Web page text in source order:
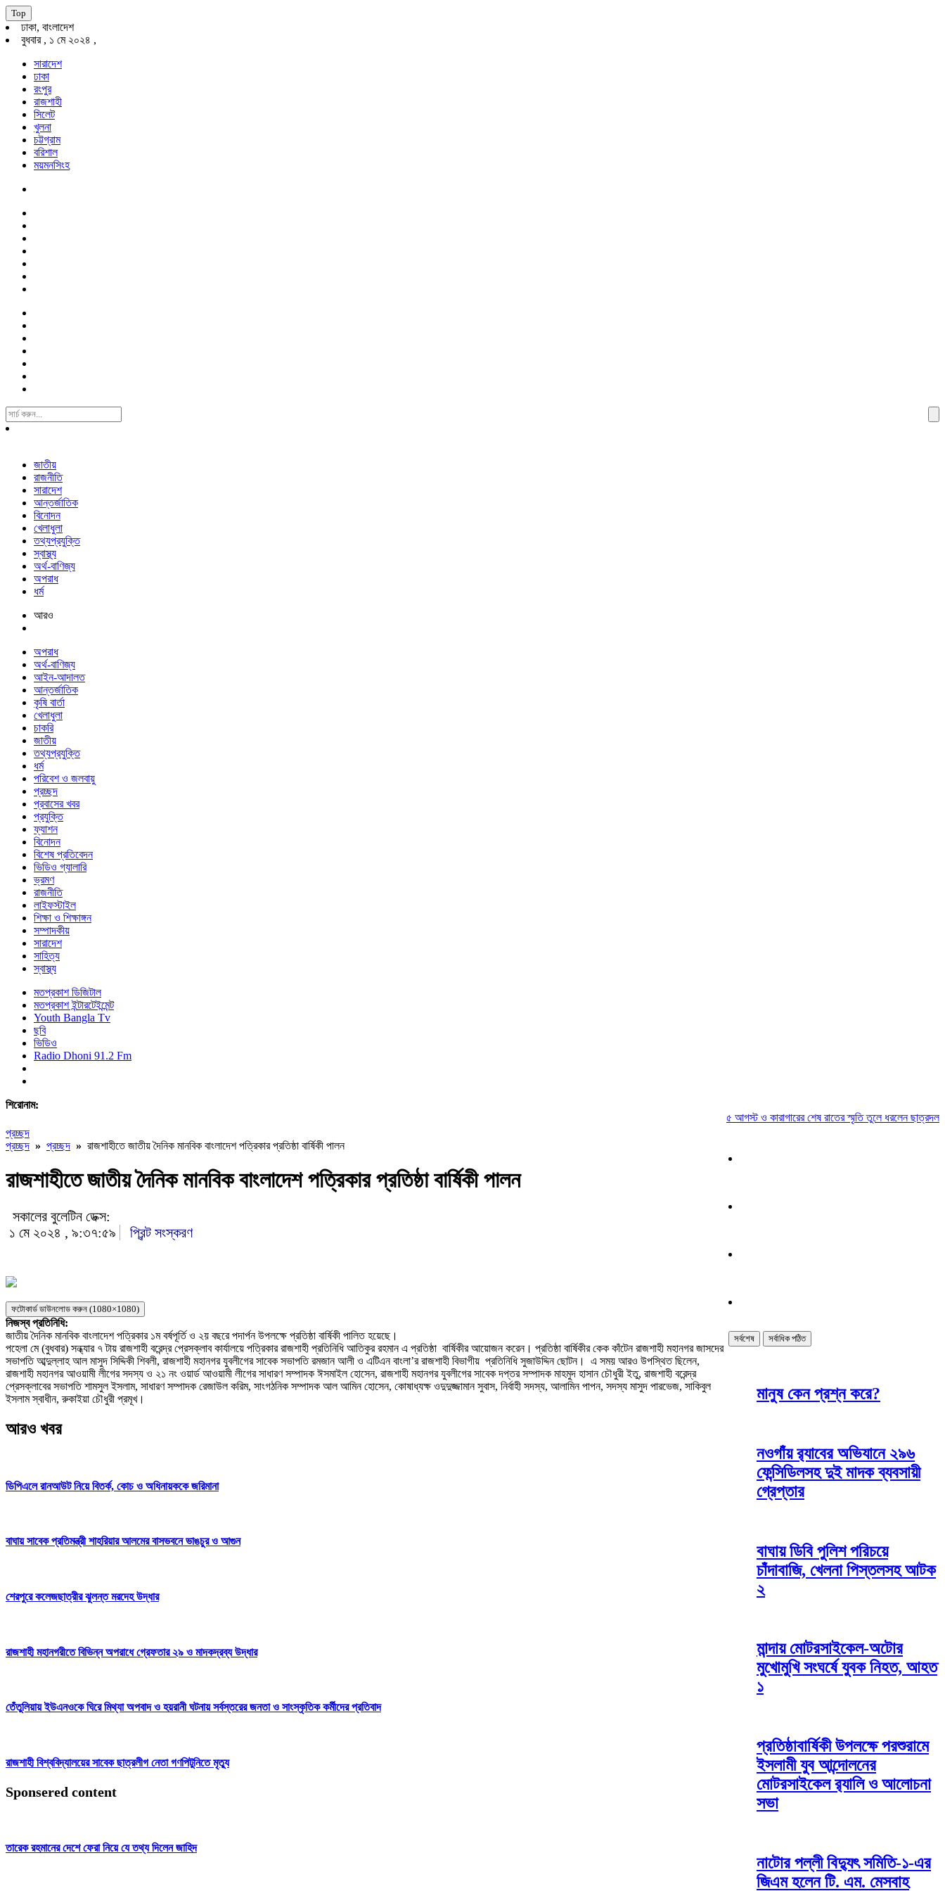
Top
ঢাকা, বাংলাদেশ
বুধবার , ১ মে ২০২৪ ,
সারাদেশ
ঢাকা
রংপুর
রাজশাহী
সিলেট
খুলনা
চট্টগ্রাম
বরিশাল
ময়মনসিংহ
Search
For:
জাতীয়
রাজনীতি
সারাদেশ
আন্তর্জাতিক
বিনোদন
খেলাধুলা
তথ্যপ্রযুক্তি
স্বাস্থ্য
অর্থ-বাণিজ্য
অপরাধ
ধর্ম
আরও
অপরাধ
অর্থ-বাণিজ্য
আইন-আদালত
আন্তর্জাতিক
কৃষি বার্তা
খেলাধুলা
চাকরি
জাতীয়
তথ্যপ্রযুক্তি
ধর্ম
পরিবেশ ও জলবায়ু
প্রচ্ছদ
প্রবাসের খবর
প্রযুক্তি
ফ্যাশন
বিনোদন
বিশেষ প্রতিবেদন
ভিডিও গ্যালারি
ভ্রমণ
রাজনীতি
লাইফস্টাইল
শিক্ষা ও শিক্ষাঙ্গন
সম্পাদকীয়
সারাদেশ
সাহিত্য
স্বাস্থ্য
মতপ্রকাশ ডিজিটাল
মতপ্রকাশ ইন্টারটেইন্মেন্ট
Youth Bangla Tv
ছবি
ভিডিও
Radio Dhoni 91.2 Fm
শিরোনাম:
৫ আগস্ট ও কারাগারের শেষ রাতের স্মৃতি তুলে ধরলেন ছাত্রদল নেতা
প্রচ্ছদ
প্রচ্ছদ » প্রচ্ছদ » রাজশাহীতে জাতীয় দৈনিক মানবিক বাংলাদেশ পত্রিকার প্রতিষ্ঠা বার্ষিকী পালন
রাজশাহীতে জাতীয় দৈনিক মানবিক বাংলাদেশ পত্রিকার প্রতিষ্ঠা বার্ষিকী পালন
সকালের বুলেটিন ডেক্স:
১ মে ২০২৪ , ৯:৩৭:৫৯
প্রিন্ট সংস্করণ
ফটোকার্ড ডাউনলোড করুন (1080×1080)
নিজস্ব প্রতিনিধি:
জাতীয় দৈনিক মানবিক বাংলাদেশ পত্রিকার ১ম বর্ষপূর্তি ও ২য় বছরে পদার্পন উপলক্ষে প্রতিষ্ঠা বার্ষিকী পালিত হয়েছে।
পহেলা মে (বুধবার) সন্ধ্যার ৭ টায় রাজশাহী বরেন্দ্র প্রেসক্লাব কার্যালয়ে পত্রিকার রাজশাহী প্রতিনিধি আতিকুর রহমান এ প্রতিষ্ঠা বার্ষিকীর আয়োজন করেন। প্রতিষ্ঠা বার্ষিকীর কেক কাঁটেন রাজশাহী মহানগর জাসদের
সভাপতি আব্দুল্লাহ আল মাসুদ সিদ্দিকী শিবলী, রাজশাহী মহানগর যুবলীগের সাবেক সভাপতি রমজান আলী ও এটিএন বাংলা’র রাজশাহী বিভাগীয় প্রতিনিধি সুজাউদ্দিন ছোটন। এ সময় আরও উপস্থিত ছিলেন,
রাজশাহী মহানগর আওয়ামী লীগের সদস্য ও ২১ নং ওয়ার্ড আওয়ামী লীগের সাধারণ সম্পাদক ঈসমাইল হোসেন, রাজশাহী মহানগর যুবলীগের সাবেক দপ্তর সম্পাদক মাহমুদ হাসান চৌধুরী ইতু, রাজশাহী বরেন্দ্র
প্রেসক্লাবের সভাপতি শামসুল ইসলাম, সাধারণ সম্পাদক রেজাউল করিম, সাংগঠনিক সম্পাদক আল আমিন হোসেন, কোষাধ্যক্ষ ওদুদুজ্জামান সুবাস, নির্বাহী সদস্য, আলামিন পাপন, সদস্য মাসুদ পারভেজ, সাকিবুল
ইসলাম স্বাধীন, রুকাইয়া চৌধুরী প্রমূখ।
আরও খবর
ডিপিএলে রানআউট নিয়ে বিতর্ক, কোচ ও অধিনায়ককে জরিমানা
বাঘায় সাবেক প্রতিমন্ত্রী শাহরিয়ার আলমের বাসভবনে ভাঙচুর ও আগুন
শেরপুরে কলেজছাত্রীর ঝুলন্ত মরদেহ উদ্ধার
রাজশাহী মহানগরীতে বিভিন্ন অপরাধে গ্রেফতার ২৯ ও মাদকদ্রব্য উদ্ধার
তেঁতুলিয়ায় ইউএনওকে ঘিরে মিথ্যা অপবাদ ও হয়রানী ঘটনায় সর্বস্তরের জনতা ও সাংস্কৃতিক কর্মীদের প্রতিবাদ
রাজশাহী বিশ্ববিদ্যালয়ের সাবেক ছাত্রলীগ নেতা গণপিটুনিতে মৃত্যু
Sponsered content
তারেক রহমানের দেশে ফেরা নিয়ে যে তথ্য দিলেন জাহিদ
সর্বশেষ সর্বাধিক পঠিত
মানুষ কেন প্রশ্ন করে?
নওগাঁয় র‌্যাবের অভিযানে ২৯৬
ফেন্সিডিলসহ দুই মাদক ব্যবসায়ী
গ্রেপ্তার
বাঘায় ডিবি পুলিশ পরিচয়ে
চাঁদাবাজি, খেলনা পিস্তলসহ আটক
২
মান্দায় মোটরসাইকেল-অটোর
মুখোমুখি সংঘর্ষে যুবক নিহত, আহত
১
প্রতিষ্ঠাবার্ষিকী উপলক্ষে পরশুরামে
ইসলামী যুব আন্দোলনের
মোটরসাইকেল র‌্যালি ও আলোচনা
সভা
নাটোর পল্লী বিদ্যুৎ সমিতি-১-এর
জিএম হলেন টি. এম. মেসবাহ